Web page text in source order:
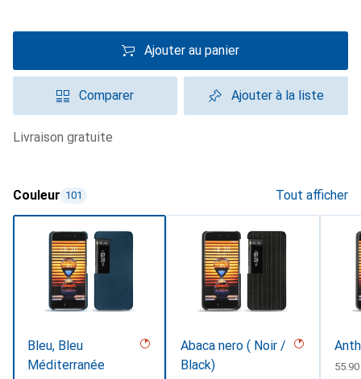
Ajouter au panier
Comparer Ajouter à la liste
livraison gratuite
Couleur 101 Tout afficher
Bleu, Bleu
Méditerranée
Abaca nero ( Noir /
Black)
CHF
55.90